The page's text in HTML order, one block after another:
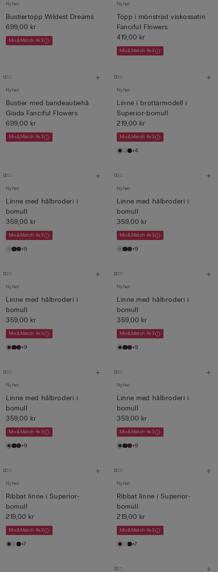
Nyhet
Bustiertopp Wildest Dreams
699,00 kr
Mix&Match 4x3
Nyhet
Topp i mönstrad viskossatin
Fanciful Flowers
419,00 kr
Mix&Match 4x3
Nyhet
Bustier med bandeaubehå
Giada Fanciful Flowers
699,00 kr
Mix&Match 4x3
Nyhet
Linne i brottarmodell i
Superior-bomull
219,00 kr
Mix&Match 4x3
+4
Nyhet
Linne med hålbroderi i
bomull
359,00 kr
Mix&Match 4x3
+9
Nyhet
Linne med hålbroderi i
bomull
359,00 kr
Mix&Match 4x3
+9
Nyhet
Linne med hålbroderi i
bomull
359,00 kr
Mix&Match 4x3
+9
Nyhet
Linne med hålbroderi i
bomull
359,00 kr
Mix&Match 4x3
+9
Nyhet
Linne med hålbroderi i
bomull
359,00 kr
Mix&Match 4x3
+9
Nyhet
Linne med hålbroderi i
bomull
359,00 kr
Mix&Match 4x3
+9
Nyhet
Ribbat linne i Superior-
bomull
219,00 kr
Mix&Match 4x3
+7
Nyhet
Ribbat linne i Superior-
bomull
219,00 kr
Mix&Match 4x3
+7